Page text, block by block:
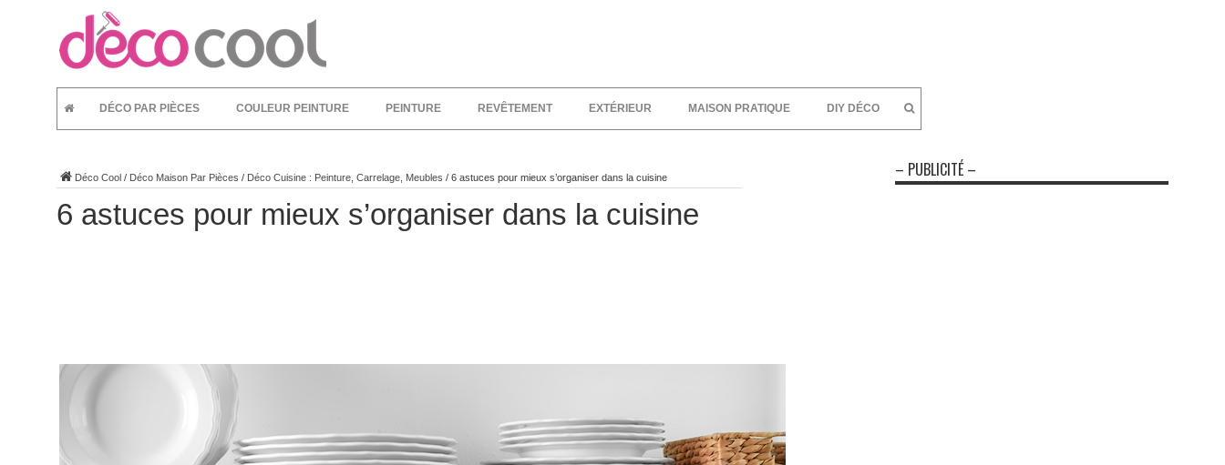
DÉCO PAR PIÈCES COULEUR PEINTURE PEINTURE REVÊTEMENT EXTÉRIEUR MAISON PRATIQUE DIY DÉCO
Déco Cool / Déco Maison Par Pièces / Déco Cuisine : Peinture, Carrelage, Meubles / 6 astuces pour mieux s’organiser dans la cuisine
6 astuces pour mieux s’organiser dans la cuisine
– PUBLICITÉ –